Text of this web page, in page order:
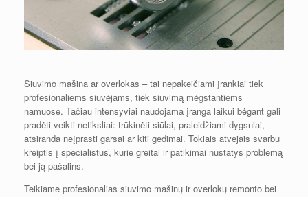
Siuvimo mašina ar overlokas – tai nepakeičiami įrankiai tiek
profesionaliems siuvėjams, tiek siuvimą mėgstantiems
namuose. Tačiau intensyviai naudojama įranga laikui bėgant gali
pradėti veikti netiksliai: trūkinėti siūlai, praleidžiami dygsniai,
atsiranda neįprasti garsai ar kiti gedimai. Tokiais atvejais svarbu
kreiptis į specialistus, kurie greitai ir patikimai nustatys problemą
bei ją pašalins.
Teikiame profesionalias siuvimo mašinų ir overlokų remonto bei